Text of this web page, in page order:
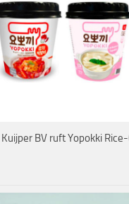
BV ruft Yopokki